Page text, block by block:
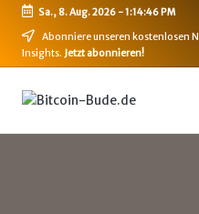
Skip
Sa., 8. Aug. 2026-1:14:46 PM
Abonniere unseren kostenlosen
Insights. Jetzt abonnieren!
B
i
Bitcoin,